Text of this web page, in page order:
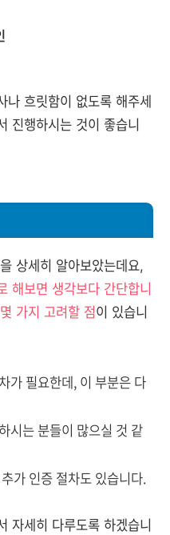
흐릿함이 없도록 해주세
진행하시는 것이 좋습니
상세히 알아보았는데요,
해보면 생각보다 간단합니
가지 고려할 점이 있습니
가 필요한데, 이 부분은 다
시는 분들이 많으실 것 같
가 인증 절차도 있습니다.
자세히 다루도록 하겠습니